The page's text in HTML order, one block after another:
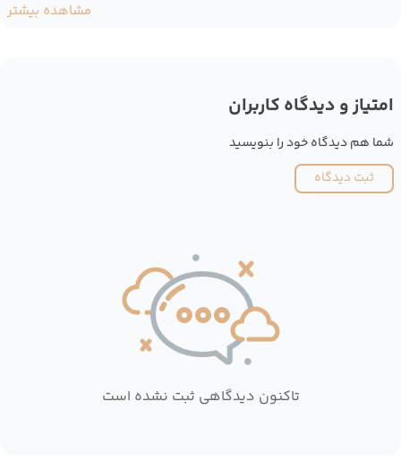
مشاهده بیشتر
امتیاز و دیدگاه کاربران
شما هم دیدگاه خود را بنویسید
ثبت دیدگاه
تاکنون دیدگاهی ثبت نشده است